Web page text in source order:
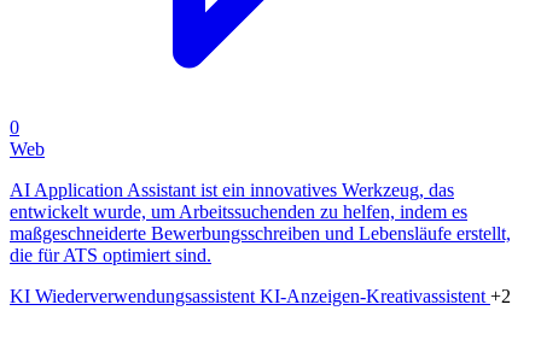
0
Web
AI Application Assistant ist ein innovatives Werkzeug, das
entwickelt wurde, um Arbeitssuchenden zu helfen, indem es
maßgeschneiderte Bewerbungsschreiben und Lebensläufe erstellt,
die für ATS optimiert sind.
KI Wiederverwendungsassistent KI-Anzeigen-Kreativassistent +2